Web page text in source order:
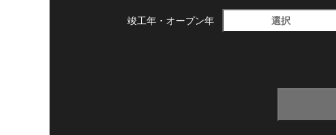
竣工年・ オープン年 選択